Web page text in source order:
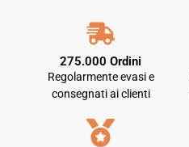
275.000 Ordini
Regolarmente evasi e
consegnati ai clienti